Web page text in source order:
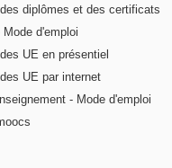
diplômes et des certificats
Mode d'emploi
UE en présentiel
UE par internet
- Mode d'emploi